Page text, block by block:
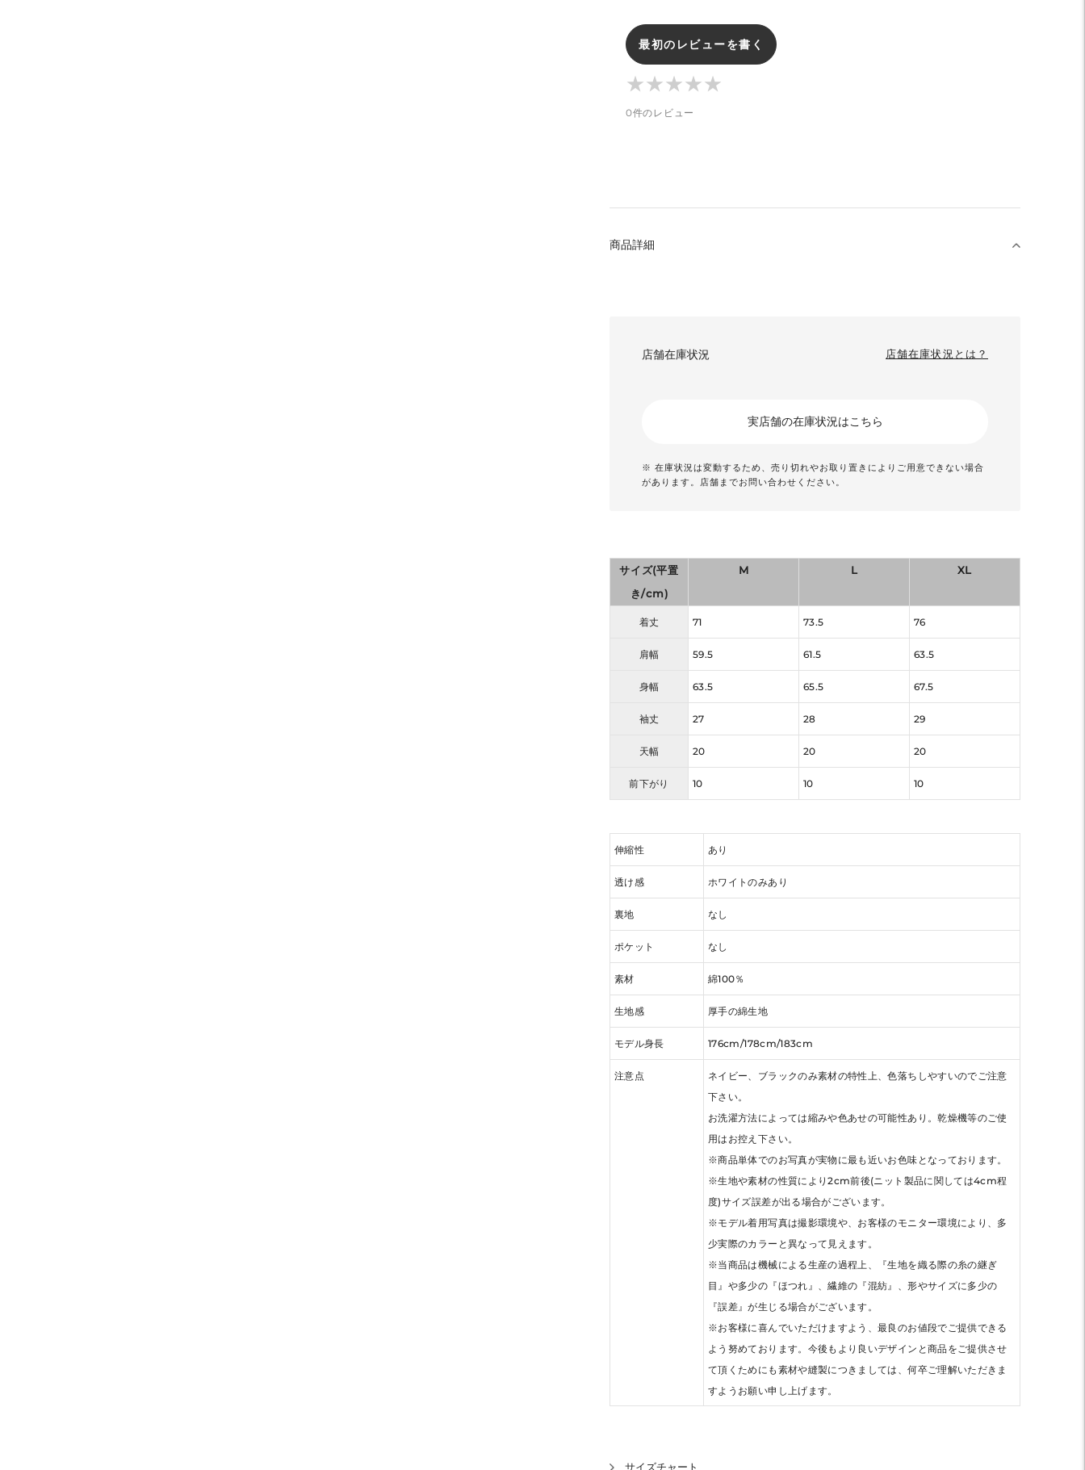
最初のレビューを書く
★★★★★
★★★★★
0件のレビュー
商品詳細
店舗在庫状況 店舗在庫状況とは？
実店舗の在庫状況はこちら
※ 在庫状況は変動するため、売り切れやお取り置きによりご用意できない場合
があります。店舗までお問い合わせください。
サイズ(平置
き/cm)
M L XL
着丈 71 73.5 76
肩幅 59.5 61.5 63.5
身幅 63.5 65.5 67.5
袖丈 27 28 29
天幅 20 20 20
前下がり 10 10 10
伸縮性 あり
透け感 ホワイトのみあり
裏地 なし
ポケット なし
素材 綿100％
生地感 厚手の綿生地
モデル身長 176cm/178cm/183cm
注意点
ネイビー、ブラックのみ素材の特性上、色落ちしやすいのでご注意
下さい。
お洗濯方法によっては縮みや色あせの可能性あり。乾燥機等のご使
用はお控え下さい。
※商品単体でのお写真が実物に最も近いお色味となっております。
※生地や素材の性質により2cm前後(ニット製品に関しては4cm程
度)サイズ誤差が出る場合がございます。
※モデル着用写真は撮影環境や、お客様のモニター環境により、多
少実際のカラーと異なって見えます。
※当商品は機械による生産の過程上、『生地を織る際の糸の継ぎ
目』や多少の『ほつれ』、繊維の『混紡』、形やサイズに多少の
『誤差』が生じる場合がございます。
※お客様に喜んでいただけますよう、最良のお値段でご提供できる
よう努めております。今後もより良いデザインと商品をご提供させ
て頂くためにも素材や縫製につきましては、何卒ご理解いただきま
すようお願い申し上げます。
サイズチャート